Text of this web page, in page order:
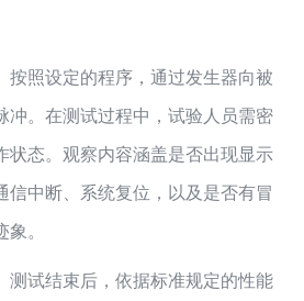
按照设定的程序，通过发生器向被
冲。在测试过程中，试验人员需密
状态。观察内容涵盖是否出现显示
信中断、系统复位，以及是否有冒
。
测试结束后，依据标准规定的性能